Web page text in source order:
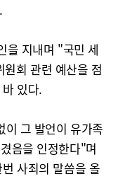
을 지내며 "국민 세
회 관련 예산을 점
있다.
이 그 발언이 유가족
음을 인정한다"며
사죄의 말씀을 올